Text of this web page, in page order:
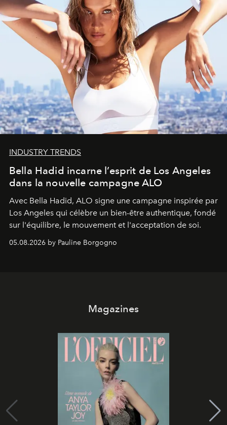
INDUSTRY TRENDS
Bella Hadid incarne l’esprit de Los Angeles
dans la nouvelle campagne ALO
Avec Bella Hadid, ALO signe une campagne inspirée par
Los Angeles qui célèbre un bien-être authentique, fondé
sur l'équilibre, le mouvement et l'acceptation de soi.
05.08.2026 by Pauline Borgogno
Magazines